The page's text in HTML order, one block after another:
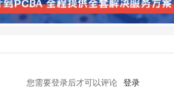
示灯可能会闪烁或熄灭。
您需要登录后才可以评论 登录